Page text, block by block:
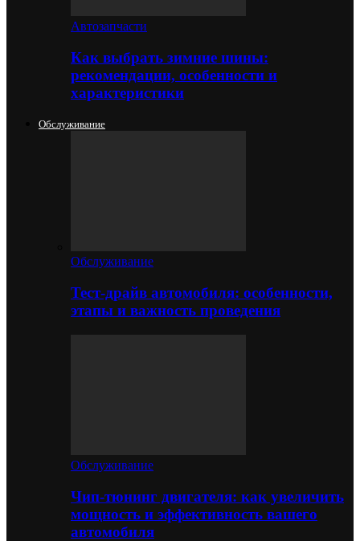
Автозапчасти
Как выбрать зимние шины:
рекомендации, особенности и
характеристики
Обслуживание
Обслуживание
Тест-драйв автомобиля: особенности,
этапы и важность проведения
Обслуживание
Чип-тюнинг двигателя: как увеличить
мощность и эффективность вашего
автомобиля